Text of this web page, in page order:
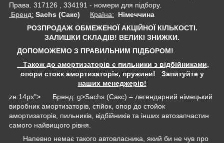
Права. 317126 , 334191 - номери для підбору.
Бренд: Sachs (Сакс) Країна: Німеччина
РОЗПРОДАЖ ОБМЕЖЕНОЇ АКЦІЙНОЇ КІЛЬКОСТІ.
ЗАЛИШКИ СКЛАДІВ! ВЕЛИКІ ЗНИЖКИ.
ДОПОМОЖЕМО З ПРАВИЛЬНИМ ПІДБОРОМ!
Також до амортизаторів є пильники з відбійниками,
опори стоєк амортизаторів, пружини! Запитуйте у
наших менеджерів!
ze:14px"> Бренд: g>Sachs (Сакс) – легендарний німецький
виробник амортизаторів, стійок, опор до стойок
амортизаторів, пильників, відбійників та інших автозапчастин
самого найвищого рівня.
Напевно немає такого автовласника, який би не чув про